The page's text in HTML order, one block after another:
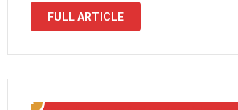
sa sune Ai-ul ca backing vocals. 09.32: A
FULL ARTICLE